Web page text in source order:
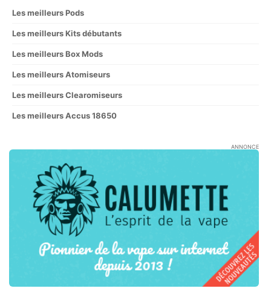
Les meilleurs Pods
Les meilleurs Kits débutants
Les meilleurs Box Mods
Les meilleurs Atomiseurs
Les meilleurs Clearomiseurs
Les meilleurs Accus 18650
ANNONCE